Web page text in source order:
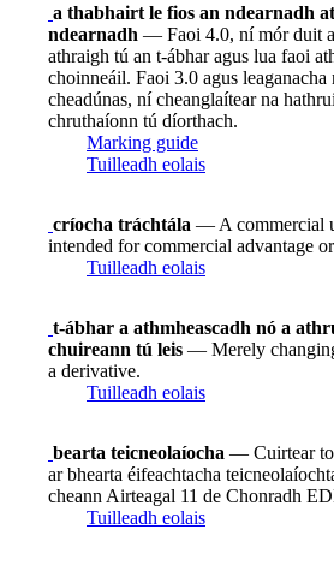
a thabhairt le fios an ndearnadh
ndearnadh — Faoi 4.0, ní mór duit
athraigh tú an t-ábhar agus lua faoi
choinneáil. Faoi 3.0 agus leaganacha
cheadúnas, ní cheanglaítear na
chruthaíonn tú díorthach.
Marking guide
Tuilleadh eolais
críocha tráchtála — A commercial
intended for commercial advantage
Tuilleadh eolais
t-ábhar a athmheascadh nó a
chuireann tú leis — Merely
a derivative.
Tuilleadh eolais
bearta teicneolaíocha — Cuirtear
ar bhearta éifeachtacha
cheann Airteagal 11 de Chonradh
Tuilleadh eolais